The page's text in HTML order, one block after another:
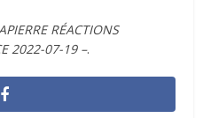
RÉACTIONS
2022-07-19 –.